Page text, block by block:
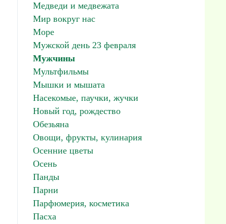
Медведи и медвежата
Мир вокруг нас
Море
Мужской день 23 февраля
Мужчины
Мультфильмы
Мышки и мышата
Насекомые, паучки, жучки
Новый год, рождество
Обезьяна
Овощи, фрукты, кулинария
Осенние цветы
Осень
Панды
Парни
Парфюмерия, косметика
Пасха